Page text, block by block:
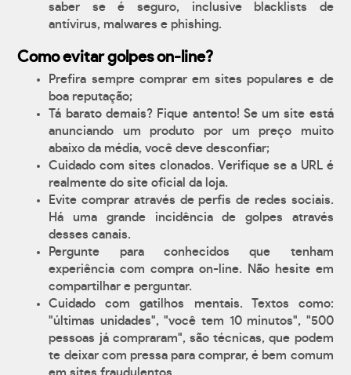
saber se é seguro, inclusive blacklists de
antívirus, malwares e phishing.
Como evitar golpes on-line?
Prefira sempre comprar em sites populares e de
boa reputação;
Tá barato demais? Fique antento! Se um site está
anunciando um produto por um preço muito
abaixo da média, você deve desconfiar;
Cuidado com sites clonados. Verifique se a URL é
realmente do site oficial da loja.
Evite comprar através de perfis de redes sociais.
Há uma grande incidência de golpes através
desses canais.
Pergunte para conhecidos que tenham
experiência com compra on-line. Não hesite em
compartilhar e perguntar.
Cuidado com gatilhos mentais. Textos como:
"últimas unidades", "você tem 10 minutos", "500
pessoas já compraram", são técnicas, que podem
te deixar com pressa para comprar, é bem comum